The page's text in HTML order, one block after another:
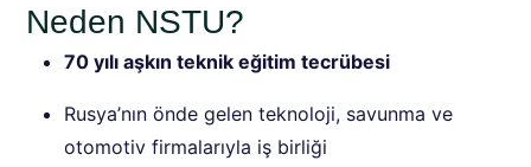
Neden NSTU?
70 yılı aşkın teknik eğitim tecrübesi
Rusya’nın önde gelen teknoloji, savunma ve
otomotiv firmalarıyla iş birliği